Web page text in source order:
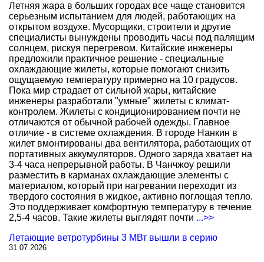
Летняя жара в больших городах все чаще становится
серьезным испытанием для людей, работающих на
открытом воздухе. Мусорщики, строители и другие
специалисты вынуждены проводить часы под палящим
солнцем, рискуя перегревом. Китайские инженеры
предложили практичное решение - специальные
охлаждающие жилеты, которые помогают снизить
ощущаемую температуру примерно на 10 градусов.
Пока мир страдает от сильной жары, китайские
инженеры разработали "умные" жилеты с климат-
контролем. Жилеты с кондиционированием почти не
отличаются от обычной рабочей одежды. Главное
отличие - в системе охлаждения. В городе Нанкин в
жилет вмонтированы два вентилятора, работающих от
портативных аккумуляторов. Одного заряда хватает на
3-4 часа непрерывной работы. В Чанчжоу решили
разместить в карманах охлаждающие элементы с
материалом, который при нагревании переходит из
твердого состояния в жидкое, активно поглощая тепло.
Это поддерживает комфортную температуру в течение
2,5-4 часов. Такие жилеты выглядят почти ...>>
Летающие ветротурбины 3 МВт вышли в серию
31.07.2026